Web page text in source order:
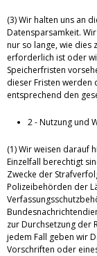
(3) Wir halten uns an
Datensparsamkeit.
nur so lange, wie dies
erforderlich ist oder
Speicherfristen
dieser Fristen werden
entsprechend den
2 - Nutzung und
(1) Wir weisen darauf
Einzelfall berechtigt
Zwecke der
Polizeibehörden der
zur Durchsetzung der
jedem Fall geben wir
Vorschriften oder